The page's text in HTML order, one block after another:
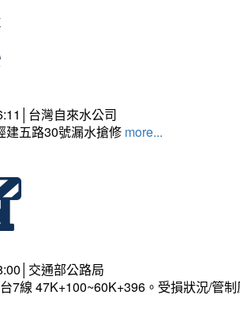
台灣自來水公司
建五路30號漏水搶修 more...
交通部公路局
7線 47K+100~60K+396。受損狀況/管